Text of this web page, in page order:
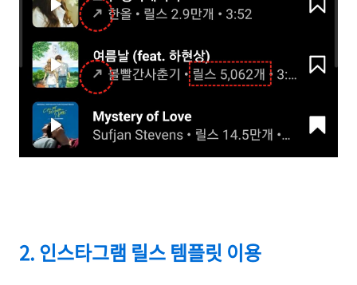
2. 인스타그램 릴스 템플릿 이용